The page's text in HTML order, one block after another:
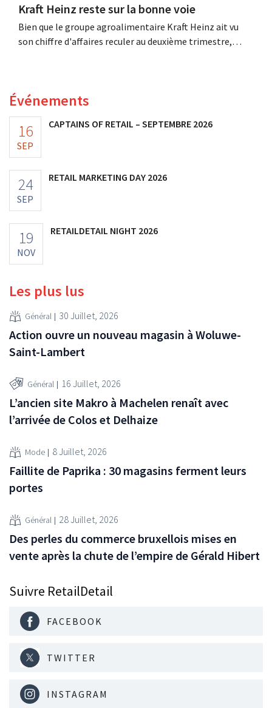
Kraft Heinz reste sur la bonne voie
Bien que le groupe agroalimentaire Kraft Heinz ait vu
son chiffre d'affaires reculer au deuxième trimestre,
Événements
16
SEP
CAPTAINS OF RETAIL – SEPTEMBRE 2026
24
SEP
RETAIL MARKETING DAY 2026
19
NOV
RETAILDETAIL NIGHT 2026
Les plus lus
Général 30 Juillet, 2026
Action ouvre un nouveau magasin à Woluwe-
Saint-Lambert
Général 16 Juillet, 2026
L’ancien site Makro à Machelen renaît avec
l’arrivée de Colos et Delhaize
Mode 8 Juillet, 2026
Faillite de Paprika : 30 magasins ferment leurs
portes
Général 28 Juillet, 2026
Des perles du commerce bruxellois mises en
vente après la chute de l’empire de Gérald Hibert
Suivre RetailDetail
FACEBOOK
TWITTER
INSTAGRAM